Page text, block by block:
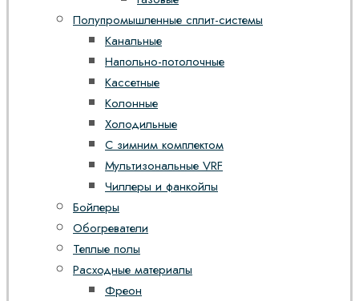
Полупромышленные сплит-системы
Канальные
Напольно-потолочные
Кассетные
Колонные
Холодильные
С зимним комплектом
Мультизональные VRF
Чиллеры и фанкойлы
Бойлеры
Обогреватели
Теплые полы
Расходные материалы
Фреон